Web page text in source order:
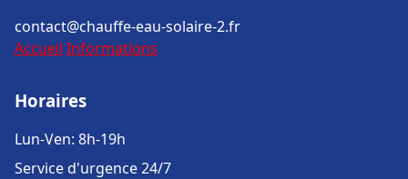
contact@chauffe-eau-solaire-2.fr
Accueil Informations
Horaires
Lun-Ven: 8h-19h
Service d'urgence 24/7